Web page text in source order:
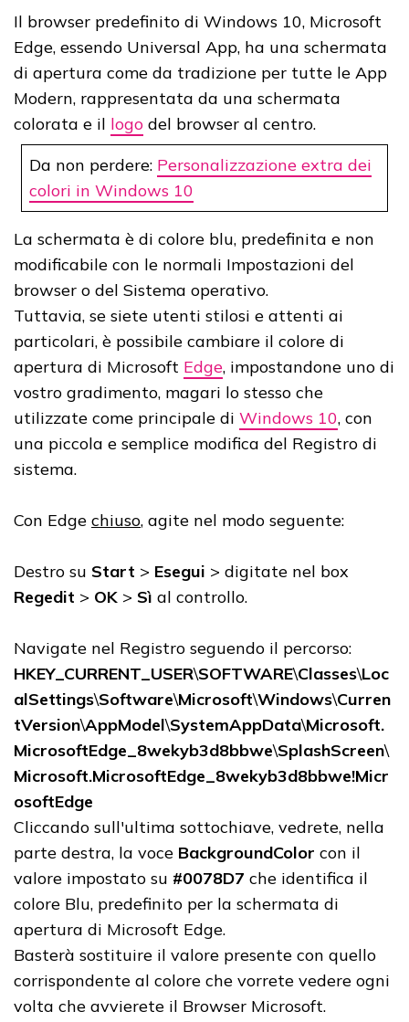
Il browser predefinito di Windows 10, Microsoft
Edge, essendo Universal App, ha una schermata
di apertura come da tradizione per tutte le App
Modern, rappresentata da una schermata
colorata e il logo del browser al centro.
Da non perdere: Personalizzazione extra dei
colori in Windows 10
La schermata è di colore blu, predefinita e non
modificabile con le normali Impostazioni del
browser o del Sistema operativo.
Tuttavia, se siete utenti stilosi e attenti ai
particolari, è possibile cambiare il colore di
apertura di Microsoft Edge, impostandone uno di
vostro gradimento, magari lo stesso che
utilizzate come principale di Windows 10, con
una piccola e semplice modifica del Registro di
sistema.
Con Edge chiuso, agite nel modo seguente:
Destro su Start > Esegui > digitate nel box
Regedit > OK > Sì al controllo.
Navigate nel Registro seguendo il percorso:
HKEY_CURRENT_USER\SOFTWARE\Classes\Loc
alSettings\Software\Microsoft\Windows\Curren
tVersion\AppModel\SystemAppData\Microsoft.
MicrosoftEdge_8wekyb3d8bbwe\SplashScreen\
Microsoft.MicrosoftEdge_8wekyb3d8bbwe!Micr
osoftEdge
Cliccando sull'ultima sottochiave, vedrete, nella
parte destra, la voce BackgroundColor con il
valore impostato su #0078D7 che identifica il
colore Blu, predefinito per la schermata di
apertura di Microsoft Edge.
Basterà sostituire il valore presente con quello
corrispondente al colore che vorrete vedere ogni
volta che avvierete il Browser Microsoft.